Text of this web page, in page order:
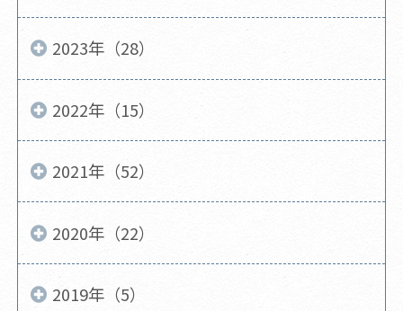
2023年（28）
2022年（15）
2021年（52）
2020年（22）
2019年（5）